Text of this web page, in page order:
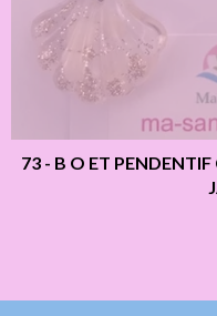
73 - B O ET